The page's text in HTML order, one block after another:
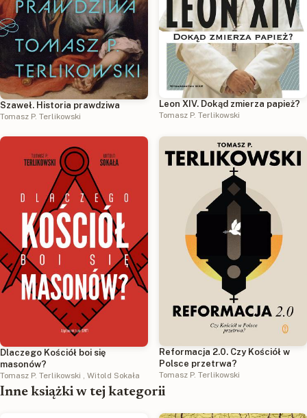
Szaweł. Historia prawdziwa
Tomasz P. Terlikowski
Leon XIV. Dokąd zmierza papież?
Tomasz P. Terlikowski
Dlaczego Kościół boi się
masonów?
Tomasz P. Terlikowski , Witold Sokała
Reformacja 2.0. Czy Kościół w
Polsce przetrwa?
Tomasz P. Terlikowski
Inne książki w tej kategorii